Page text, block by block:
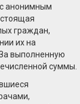
анонимным
граждан,
их на
выполненную
суммы.